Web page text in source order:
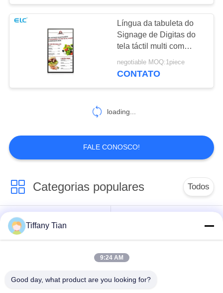
Calendários digitais
Tablet doméstico
6
Língua da tabuleta do
Signage de Digitas do
tela táctil multi com
sistema de Android 9,0
negotiable MOQ:1piece
CONTATO
loading...
FALE CONOSCO!
Categorias populares Todos
Painéis Digitais
Sinalização de tela
Tiffany Tian
9:24 AM
Good day, what product are you looking for?